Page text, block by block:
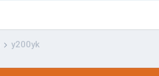
y200yk